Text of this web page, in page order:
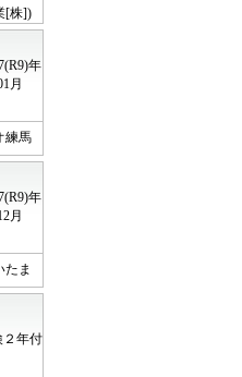
[株])
年
月
練馬
年
月
たま
２年付